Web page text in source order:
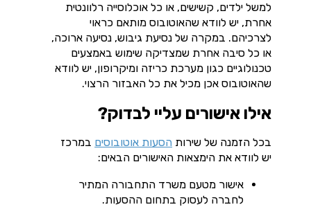
למשל ילדים, קשישים, או כל אוכלוסייה רלוונטית
אחרת, יש לוודא שהאוטובוס מותאם כראוי
לצרכיהם. במקרה של נסיעת גיבוש, נסיעה ארוכה,
או כל סיבה אחרת שמצדיקה שימוש באמצעים
טכנולוגיים כגון מערכת כריזה ומיקרופון, יש לוודא
שהאוטובוס אכן מכיל את כל האבזור הרצוי.
אילו אישורים עליי לבדוק?
בכל הזמנה של שירות הסעות אוטובוסים במרכז
יש לוודא את הימצאות האישורים הבאים:
אישור מטעם משרד התחבורה המתיר
לחברה לעסוק בתחום ההסעות.